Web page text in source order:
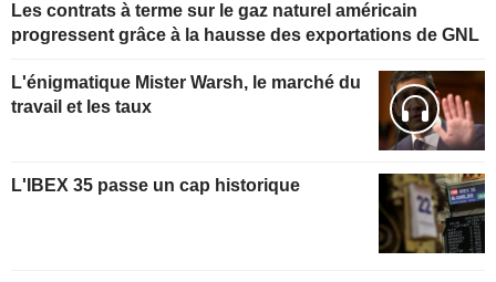
Les contrats à terme sur le gaz naturel américain
progressent grâce à la hausse des exportations de GNL
L'énigmatique Mister Warsh, le marché du
travail et les taux
L'IBEX 35 passe un cap historique